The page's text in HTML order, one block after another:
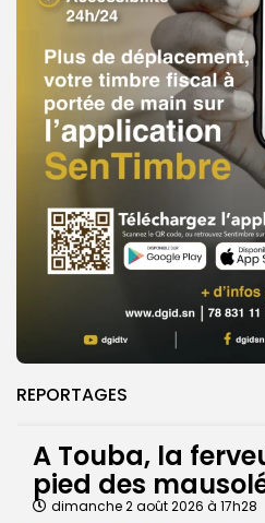
REPORTAGES
A Touba, la
pied des
dimanche 2 août 2026 à 17h28